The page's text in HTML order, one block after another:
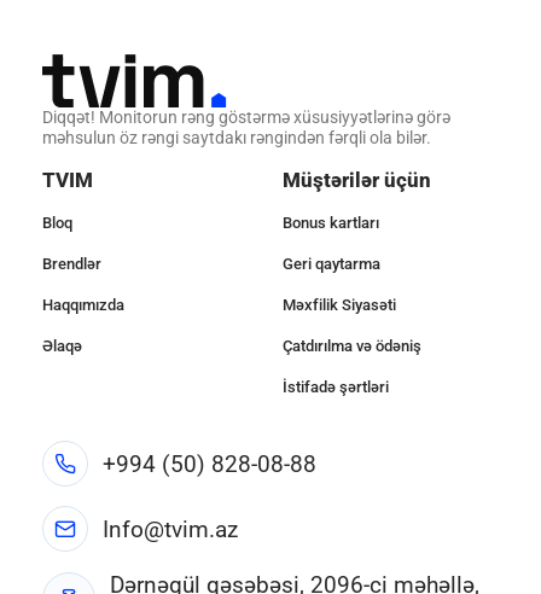
Diqqət! Monitorun rəng göstərmə xüsusiyyətlərinə görə
məhsulun öz rəngi saytdakı rəngindən fərqli ola bilər.
TVIM
Bloq
Brendlər
Haqqımızda
Əlaqə
Müştərilər üçün
Bonus kartları
Geri qaytarma
Məxfilik Siyasəti
Çatdırılma və ödəniş
İstifadə şərtləri
+994 (50) 828-08-88
Info@tvim.az
Dərnəgül qəsəbəsi, 2096-ci məhəllə,